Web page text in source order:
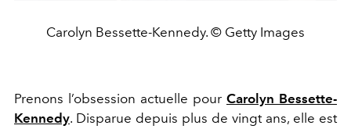
Carolyn Bessette-Kennedy. © Getty Images
Prenons l’obsession actuelle pour Carolyn Bessette-
Kennedy. Disparue depuis plus de vingt ans, elle est